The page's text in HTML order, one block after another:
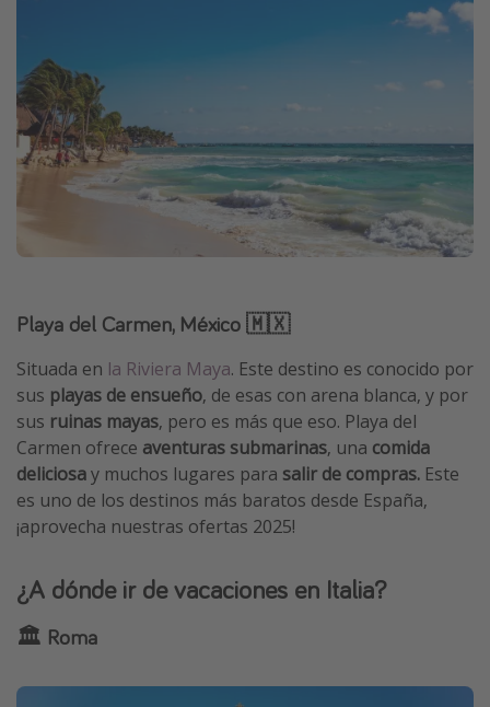
Playa del Carmen, México 🇲🇽
Situada en la Riviera Maya. Este destino es conocido por
sus playas de ensueño, de esas con arena blanca, y por
sus ruinas mayas, pero es más que eso. Playa del
Carmen ofrece aventuras submarinas, una comida
deliciosay muchos lugares para salir de compras. Este
es uno de los destinos más baratos desde España,
¡aprovecha nuestras ofertas 2025!
¿A dónde ir de vacaciones en Italia?
🏛️ Roma